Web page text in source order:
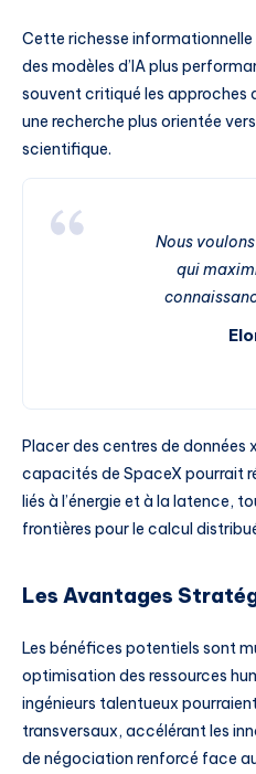
Cette richesse
des modèles d’IA plus
souvent critiqué les approches
une recherche plus orientée
scientifique.
Nous
qui
Placer des centres de données
capacités de SpaceX pourrait
liés à l’énergie et à la latence,
frontières pour le calcul
Les Avantages
Les bénéfices potentiels sont
optimisation des ressources
ingénieurs talentueux
transversaux, accélérant les
de négociation renforcé face